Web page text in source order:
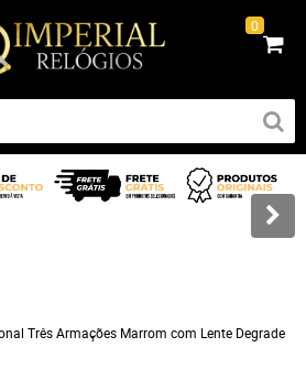
0
Três Armações Marrom com Lente Degrade